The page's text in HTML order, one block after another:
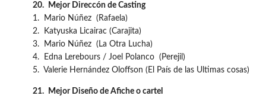
20.
Mejor Direccón de Casting
1. Mario Núñez (Rafaela)
2. Katyuska Licairac (Carajita)
3. Mario Núñez (La Otra Lucha)
4. Edna Lerebours / Joel Polanco (Perejil)
5. Valerie Hernández Oloffson (El País de las Ultimas cosas)
21.
Mejor Diseño de Afiche o cartel